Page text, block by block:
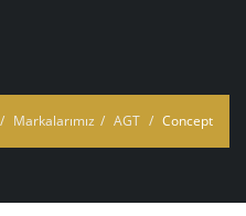
Markalarımız AGT Concept